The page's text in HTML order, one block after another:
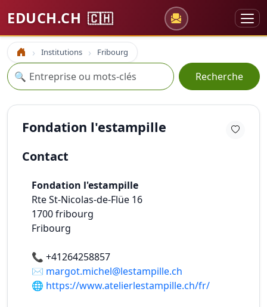
EDUCH.CH 🇨🇭
Accueil Institutions Fribourg
Recherche
🔍 Recherche
Fondation l'estampille
Contact
Fondation l'estampille
Rte St-Nicolas-de-Flüe 16
1700fribourg
Fribourg
📞 +41264258857
✉️ margot.michel@lestampille.ch
🌐 https://www.atelierlestampille.ch/fr/